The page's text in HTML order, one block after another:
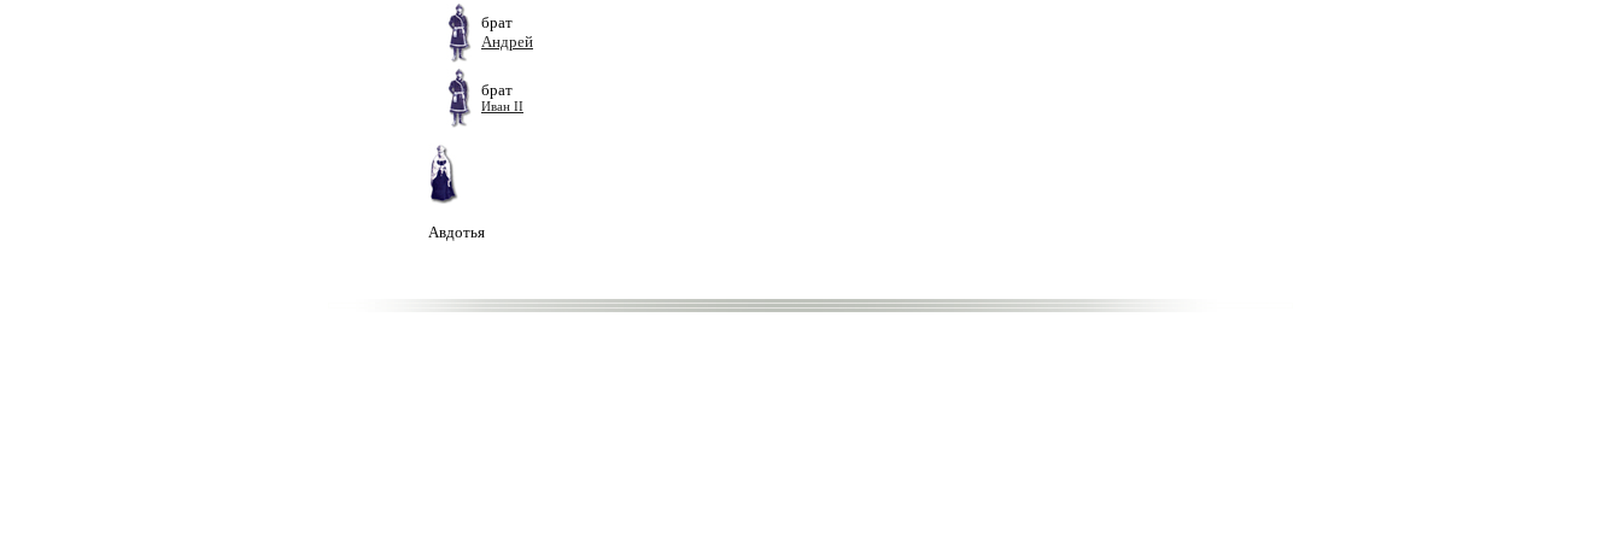
брат
Андрей
брат
Иван II
Авдотья